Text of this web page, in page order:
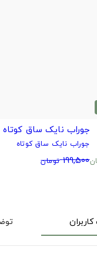
جوراب نایک ساق
جوراب نایک ساق کوتاه
199,500 تومان